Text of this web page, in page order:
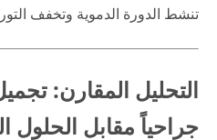
تنشط الدورة الدموية وتخفف
التحليل المقارن:
جراحياً مقابل الحلول